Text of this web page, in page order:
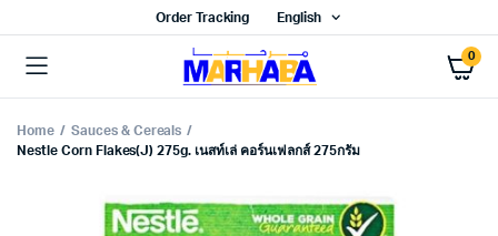
Order Tracking English
0
Home
Sauces & Cereals
Nestle Corn Flakes(J) 275g. เนสท์เล่ คอร์นเฟลกส์ 275กรัม